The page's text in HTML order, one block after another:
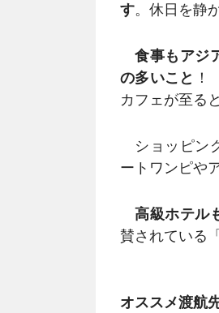
す。休日を静
食事もアジ
の多いこと ！
カフェが至る
ショッピン
ートワンピや
高級ホテル
賛されている
オススメ渡航